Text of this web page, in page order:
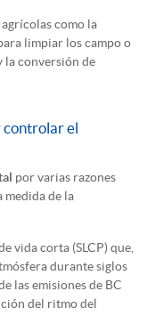
como la
limpiar los campo o
la conversión de
controlar el
por varias razones
medida de la
vida corta (SLCP) que,
durante siglos
las emisiones de BC
del ritmo del